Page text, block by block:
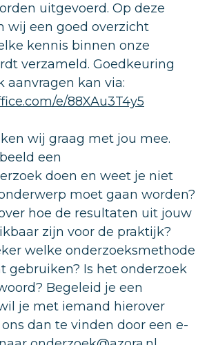
uitgevoerd. Op deze
wij een goed overzicht
kennis binnen onze
verzameld. Goedkeuring
aanvragen kan via:
e/88XAu3T4y5
wij graag met jou mee.
een
doen en weet je niet
moet gaan worden?
hoe de resultaten uit jouw
zijn voor de praktijk?
welke onderzoeksmethode
gebruiken? Is het onderzoek
Begeleid je een
je met iemand hierover
dan te vinden door een e-